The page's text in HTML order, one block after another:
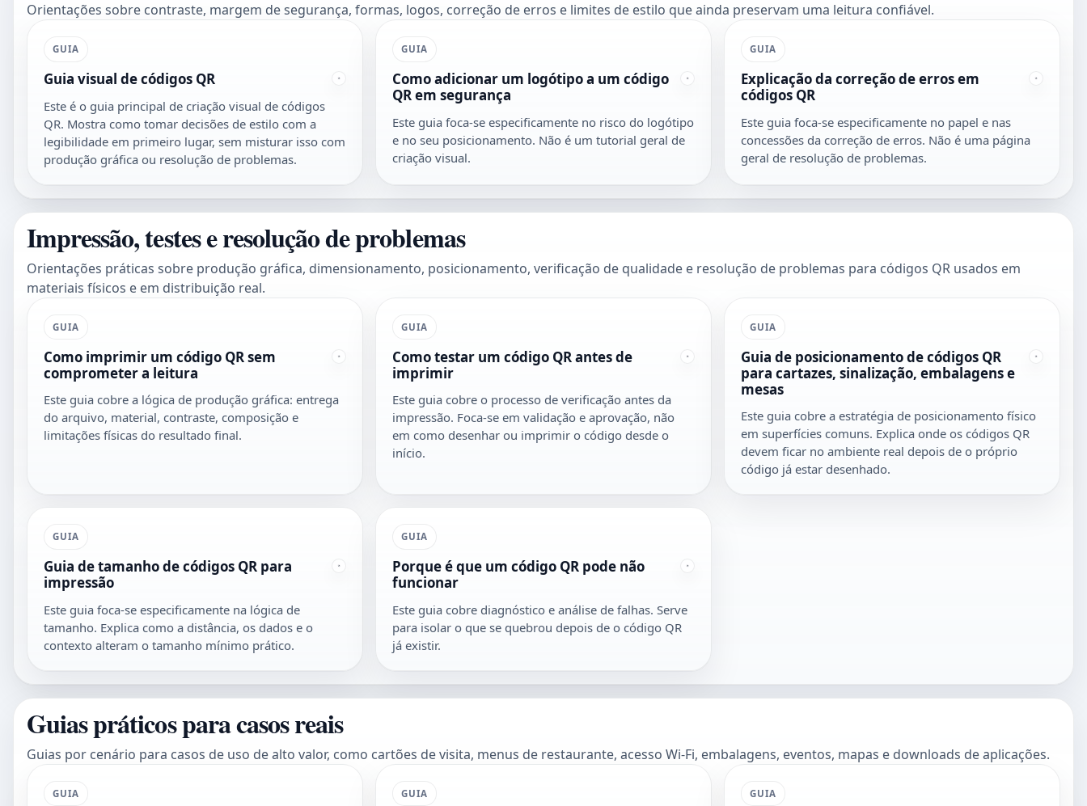
Orientações sobre contraste, margem de segurança, formas, logos, correção de erros e limites de estilo que ainda preservam uma leitura confiável.
GUIA
Guia visual de códigos QR
Este é o guia principal de criação visual de códigos
QR. Mostra como tomar decisões de estilo com a
legibilidade em primeiro lugar, sem misturar isso com
produção gráfica ou resolução de problemas.
GUIA
Como adicionar um logótipo a um código
QR em segurança
Este guia foca-se especificamente no risco do logótipo
e no seu posicionamento. Não é um tutorial geral de
criação visual.
GUIA
Explicação da correção de erros em
códigos QR
Este guia foca-se especificamente no papel e nas
concessões da correção de erros. Não é uma página
geral de resolução de problemas.
Impressão, testes e resolução de problemas
Orientações práticas sobre produção gráfica, dimensionamento, posicionamento, verificação de qualidade e resolução de problemas para códigos QR usados em
materiais físicos e em distribuição real.
GUIA
Como imprimir um código QR sem
comprometer a leitura
Este guia cobre a lógica de produção gráfica: entrega
do arquivo, material, contraste, composição e
limitações físicas do resultado final.
GUIA
Como testar um código QR antes de
imprimir
Este guia cobre o processo de verificação antes da
impressão. Foca-se em validação e aprovação, não
em como desenhar ou imprimir o código desde o
início.
GUIA
Guia de posicionamento de códigos QR
para cartazes, sinalização, embalagens e
mesas
Este guia cobre a estratégia de posicionamento físico
em superfícies comuns. Explica onde os códigos QR
devem ficar no ambiente real depois de o próprio
código já estar desenhado.
GUIA
Guia de tamanho de códigos QR para
impressão
Este guia foca-se especificamente na lógica de
tamanho. Explica como a distância, os dados e o
contexto alteram o tamanho mínimo prático.
GUIA
Porque é que um código QR pode não
funcionar
Este guia cobre diagnóstico e análise de falhas. Serve
para isolar o que se quebrou depois de o código QR
já existir.
Guias práticos para casos reais
Guias por cenário para casos de uso de alto valor, como cartões de visita, menus de restaurante, acesso Wi-Fi, embalagens, eventos, mapas e downloads de aplicações.
GUIA GUIA GUIA